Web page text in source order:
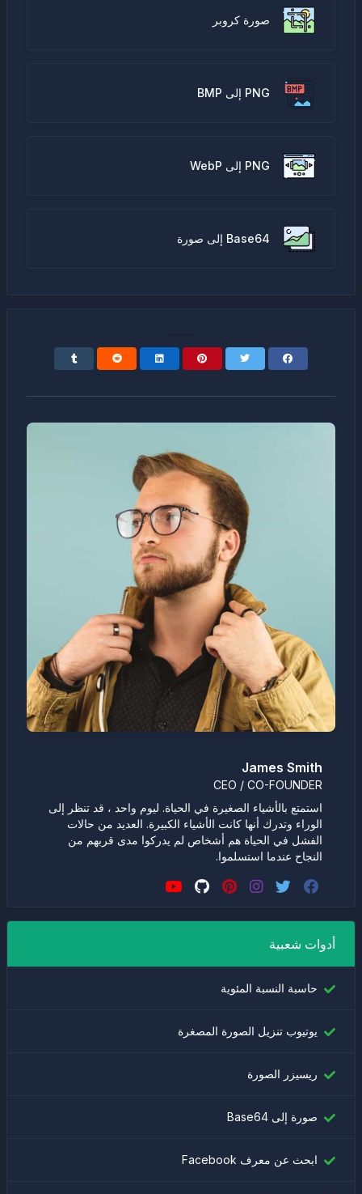
صورة كروبر
PNG إلى BMP
PNG إلى WebP
Base64 إلى صورة
James Smith
CEO / CO-FOUNDER
استمتع بالأشياء الصغيرة في الحياة. ليوم واحد ، قد تنظر إلى
الوراء وتدرك أنها كانت الأشياء الكبيرة. العديد من حالات
الفشل في الحياة هم أشخاص لم يدركوا مدى قربهم من
النجاح عندما استسلموا.
أدوات شعبية
حاسبة النسبة المئوية
يوتيوب تنزيل الصورة المصغرة
ريسيزر الصورة
صورة إلى Base64
ابحث عن معرف Facebook